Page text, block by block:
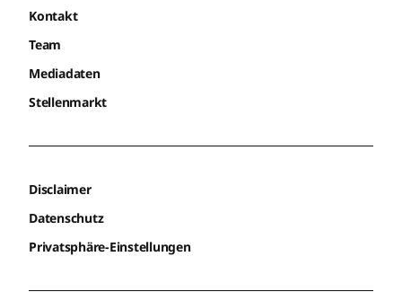
Kontakt
Team
Mediadaten
Stellenmarkt
Disclaimer
Datenschutz
Privatsphäre-Einstellungen